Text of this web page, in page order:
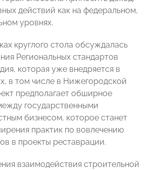
действий как на федеральном,
уровнях.
круглого стола обсуждалась
Региональных стандартов
которая уже внедряется в
в том числе в Нижегородской
предполагает обширное
государственными
бизнесом, которое станет
практик по вовлечению
в проекты реставрации.
взаимодействия строительной